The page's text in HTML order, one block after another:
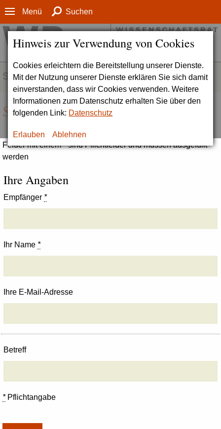
Hinweis zur Verwendung von Cookies
Cookies erleichtern die Bereitstellung unserer Dienste.
Mit der Nutzung unserer Dienste erklären Sie sich damit
einverstanden, dass wir Cookies verwenden. Weitere
Informationen zum Datenschutz erhalten Sie über den
folgenden Link: Datenschutz
Erlauben Ablehnen
Menü Suchen
SERVICE
Seite empfehlen
Felder mit einem * sind Pflichtfelder und müssen ausgefüllt
werden
Ihre Angaben
Empfänger *
Ihr Name *
Ihre E-Mail-Adresse
Betreff
*Pflichtangabe